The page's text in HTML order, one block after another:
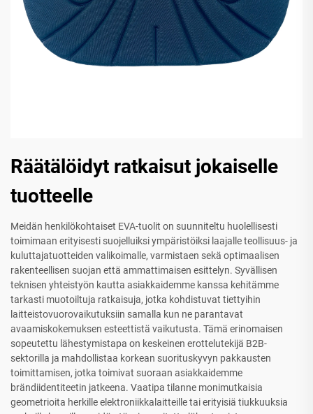
Räätälöidyt ratkaisut jokaiselle
tuotteelle
Meidän henkilökohtaiset EVA-tuolit on suunniteltu huolellisesti
toimimaan erityisesti suojelluiksi ympäristöiksi laajalle teollisuus- ja
kuluttajatuotteiden valikoimalle, varmistaen sekä optimaalisen
rakenteellisen suojan että ammattimaisen esittelyn. Syvällisen
teknisen yhteistyön kautta asiakkaidemme kanssa kehitämme
tarkasti muotoiltuja ratkaisuja, jotka kohdistuvat tiettyihin
laitteistovuorovaikutuksiin samalla kun ne parantavat
avaamiskokemuksen esteettistä vaikutusta. Tämä erinomaisen
sopeutettu lähestymistapa on keskeinen erottelutekijä B2B-
sektorilla ja mahdollistaa korkean suorituskyvyn pakkausten
toimittamisen, jotka toimivat suoraan asiakkaidemme
brändiidentiteetin jatkeena. Vaatipa tilanne monimutkaisia
geometrioita herkille elektroniikkalaitteille tai erityisiä tiukkuuksia